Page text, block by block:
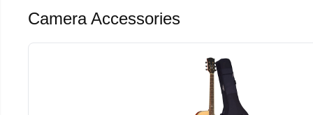
Camera Accessories